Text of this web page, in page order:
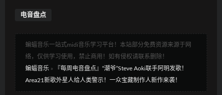
电音盘点
蝙蝠音乐一站式midi音乐学习平台！本站部分免费资源来源于网
络，仅供学习使用，禁止商用！如有侵权请联系删除！
蝙蝠音乐 »
『每周电音盘点』“潮爷”Steve Aoki联手阿明发歌！
Area21新歌外星人给人类警示！一众宝藏制作人新作来袭！